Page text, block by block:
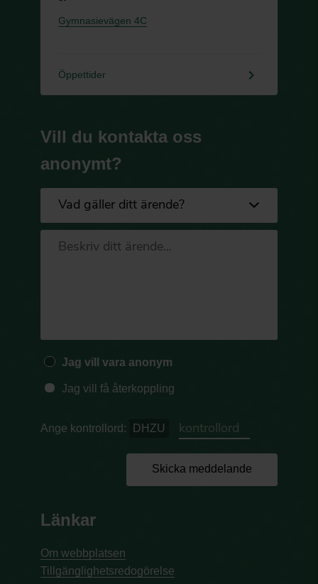
Gymnasievägen 4C
Öppettider keyboard_arrow_right
Vill du kontakta oss
anonymt?
Jag vill vara anonym
Jag vill få återkoppling
Ange kontrollord: DHZU
Skicka meddelande
Länkar
Om webbplatsen
Tillgänglighetsredogörelse